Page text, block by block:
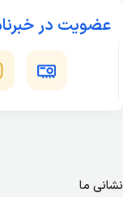
عضویت در
نشانی ما